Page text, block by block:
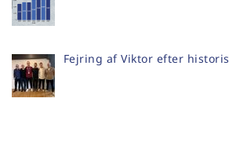
Fejring af Viktor efter